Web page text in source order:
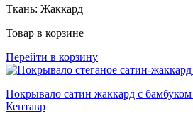
Ткань: Жаккард
Товар в корзине
Перейти в корзину
Покрывало сатин жаккард с бамбуком
Кентавр